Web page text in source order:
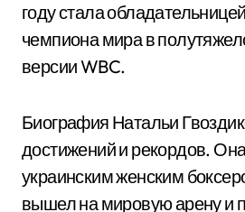
году стала
чемпиона мира в
версии WBC.
Биография Натальи
достижений и рекордов.
украинским женским
вышел на мировую арену и